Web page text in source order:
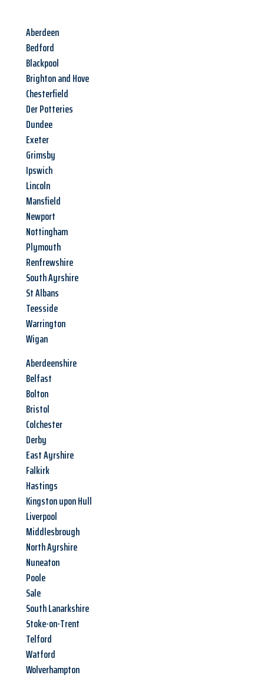
Aberdeen
Bedford
Blackpool
Brighton and Hove
Chesterfield
Der Potteries
Dundee
Exeter
Grimsby
Ipswich
Lincoln
Mansfield
Newport
Nottingham
Plymouth
Renfrewshire
South Ayrshire
St Albans
Teesside
Warrington
Wigan
Aberdeenshire
Belfast
Bolton
Bristol
Colchester
Derby
East Ayrshire
Falkirk
Hastings
Kingston upon Hull
Liverpool
Middlesbrough
North Ayrshire
Nuneaton
Poole
Sale
South Lanarkshire
Stoke-on-Trent
Telford
Watford
Wolverhampton